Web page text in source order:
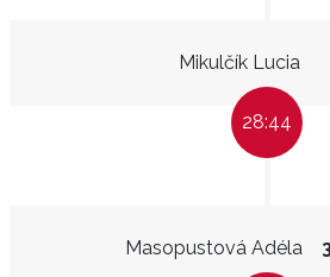
Mikulčík Lucia
28:44
Masopustová Adéla